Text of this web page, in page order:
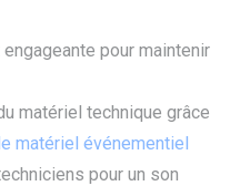
pour maintenir
matériel technique grâce
matériel événementiel
pour un son